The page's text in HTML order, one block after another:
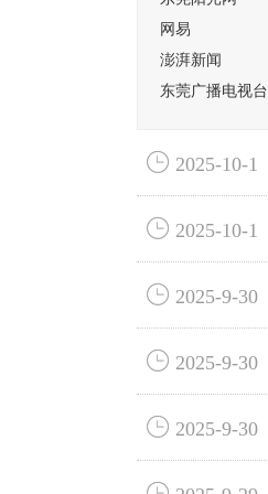
网易
澎湃新闻
东莞广播电视台
 2025-10-1
 2025-10-1
 2025-9-30
 2025-9-30
 2025-9-30